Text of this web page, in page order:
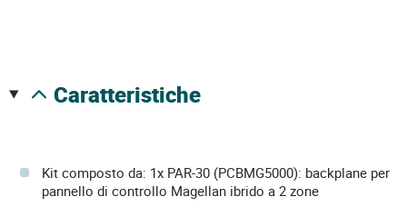
caratteristiche
Kit composto da: 1x PAR-30 (PCBMG5000): backplane per
pannello di controllo Magellan ibrido a 2 zone